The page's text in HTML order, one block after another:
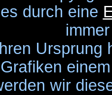
durch eine
Ursprung
Grafiken
wir